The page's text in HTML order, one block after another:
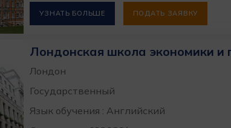
УЗНАТЬ БОЛЬШЕ ПОДАТЬ ЗАЯВКУ
Лондонская школа экономики и
Лондон
Государственный
Язык обучения : Английский